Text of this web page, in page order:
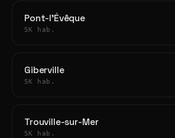
Pont-l'Évêque
5K hab.
Giberville
5K hab.
Trouville-sur-Mer
5K hab.